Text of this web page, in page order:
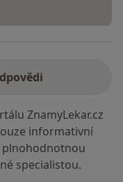
ZnamyLekar.cz
informativní
plnohodnotnou
specialistou.